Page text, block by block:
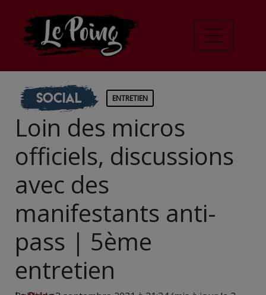
Social ENTRETIEN
Loin des micros
officiels, discussions
avec des
manifestants anti-
pass | 5ème
entretien